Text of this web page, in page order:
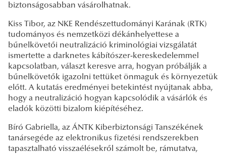
biztonságosabban vásárolhatnak.
Kiss Tibor, az NKE Rendészettudományi Karának (RTK)
tudományos és nemzetközi dékánhelyettese a
bűnelkövetői neutralizáció kriminológiai vizsgálatát
ismertette a darknetes kábítószer-kereskedelemmel
kapcsolatban, választ keresve arra, hogyan próbálják a
bűnelkövetők igazolni tettüket önmaguk és környezetük
előtt. A kutatás eredményei betekintést nyújtanak abba,
hogy a neutralizáció hogyan kapcsolódik a vásárlók és
eladók közötti bizalom kiépítéséhez.
Bíró Gabriella, az ÁNTK Kiberbiztonsági Tanszékének
tanársegéde az elektronikus fizetési rendszerekben
tapasztalható visszaélésekről számolt be, rámutatva,